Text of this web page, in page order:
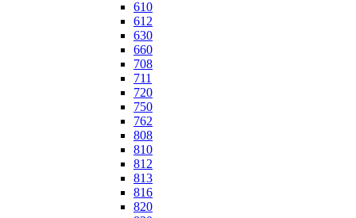
610
612
630
660
708
711
720
750
762
808
810
812
813
816
820